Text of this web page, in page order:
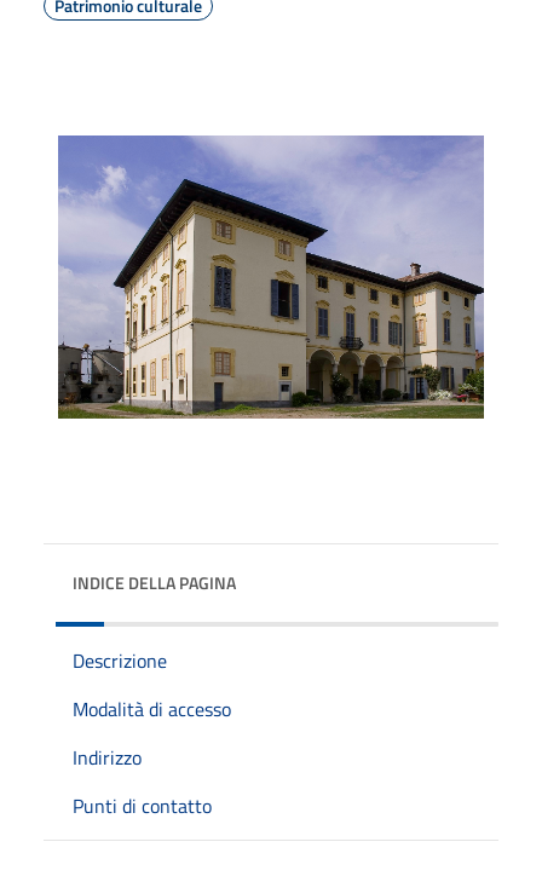
INDICE DELLA PAGINA
Descrizione
Modalità di accesso
Indirizzo
Punti di contatto